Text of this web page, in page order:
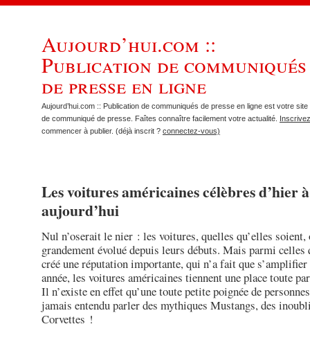
Aujourd’hui.com ::
Publication de communiqués
de presse en ligne
Aujourd’hui.com :: Publication de communiqués de presse en ligne est votre site
de communiqué de presse. Faîtes connaître facilement votre actualité.
commencer à publier. (déjà inscrit ? connectez-vous)
Les voitures américaines célèbres d’hier à
aujourd’hui
Nul n’oserait le nier : les voitures, quelles qu’elles soient,
grandement évolué depuis leurs débuts. Mais parmi celles
créé une réputation importante, qui n’a fait que s’amplifier
année, les voitures américaines tiennent une place toute
Il n’existe en effet qu’une toute petite poignée de
jamais entendu parler des mythiques Mustangs, des
Corvettes !